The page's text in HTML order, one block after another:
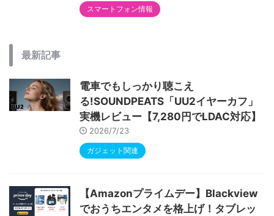
スマートフォン情報
最新記事
電車でもしっかり聴こえ
る!SOUNDPEATS「UU2イヤーカフ」
実機レビュー【7,280円でLDAC対応】
2026/7/23
ガジェット関連
【Amazonプライムデー】Blackview
でおうちエンタメを格上げ！タブレッ